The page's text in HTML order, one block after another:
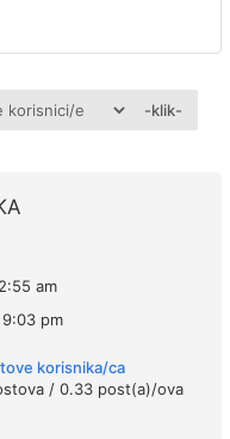
-klik-
am
pm
korisnika/ca
/ 0.33 post(a)/ova